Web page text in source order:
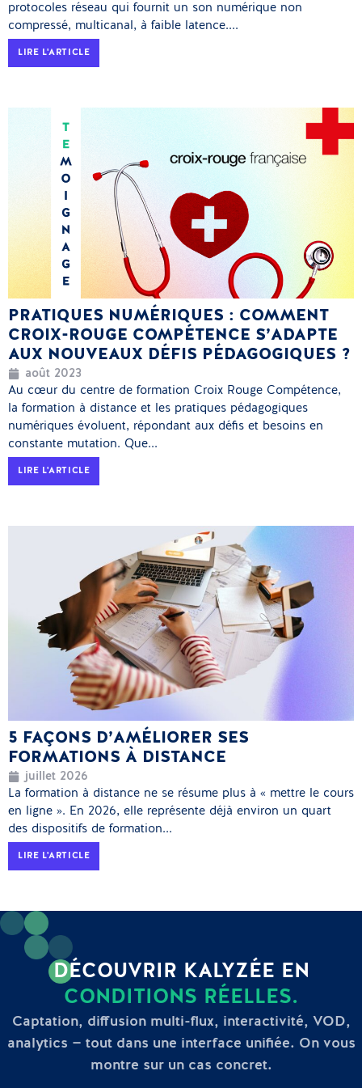
protocoles réseau qui fournit un son numérique non
compressé, multicanal, à faible latence....
LIRE L'ARTICLE
PRATIQUES NUMÉRIQUES : COMMENT
CROIX-ROUGE COMPÉTENCE S’ADAPTE
AUX NOUVEAUX DÉFIS PÉDAGOGIQUES ?
août 2023
Au cœur du centre de formation Croix Rouge Compétence,
la formation à distance et les pratiques pédagogiques
numériques évoluent, répondant aux défis et besoins en
constante mutation. Que...
LIRE L'ARTICLE
5 FAÇONS D’AMÉLIORER SES
FORMATIONS À DISTANCE
juillet 2026
La formation à distance ne se résume plus à « mettre le cours
en ligne ». En 2026, elle représente déjà environ un quart
des dispositifs de formation...
LIRE L'ARTICLE
DÉCOUVRIR KALYZÉE EN
CONDITIONS RÉELLES.
Captation, diffusion multi-flux, interactivité, VOD,
analytics — tout dans une interface unifiée. On vous
montre sur un cas concret.